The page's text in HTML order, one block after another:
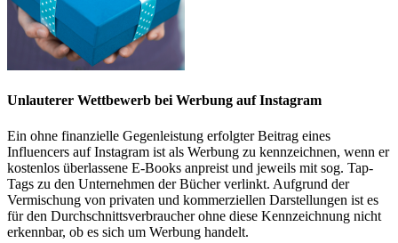
Unlauterer Wettbewerb bei Werbung auf Instagram
Ein ohne finanzielle Gegenleistung erfolgter Beitrag eines
Influencers auf Instagram ist als Werbung zu kennzeichnen, wenn er
kostenlos überlassene E-Books anpreist und jeweils mit sog. Tap-
Tags zu den Unternehmen der Bücher verlinkt. Aufgrund der
Vermischung von privaten und kommerziellen Darstellungen ist es
für den Durchschnittsverbraucher ohne diese Kennzeichnung nicht
erkennbar, ob es sich um Werbung handelt.